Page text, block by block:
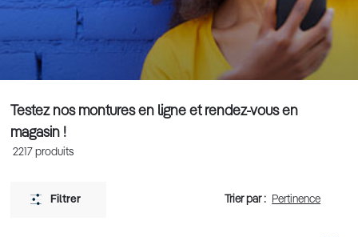
Testez nos montures en ligne et rendez-vous en
magasin !
2217 produits
Filtrer Trier par :